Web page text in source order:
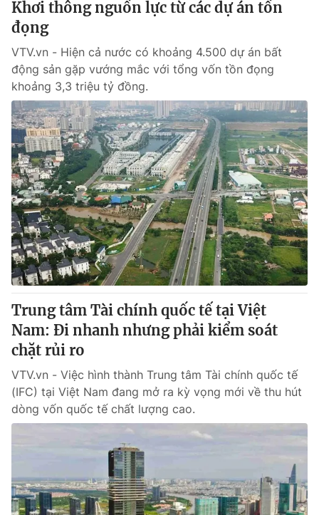
Khơi thông nguồn lực từ các dự án tồn
đọng
VTV.vn - Hiện cả nước có khoảng 4.500 dự án bất
động sản gặp vướng mắc với tổng vốn tồn đọng
khoảng 3,3 triệu tỷ đồng.
Trung tâm Tài chính quốc tế tại Việt
Nam: Đi nhanh nhưng phải kiểm soát
chặt rủi ro
VTV.vn - Việc hình thành Trung tâm Tài chính quốc tế
(IFC) tại Việt Nam đang mở ra kỳ vọng mới về thu hút
dòng vốn quốc tế chất lượng cao.